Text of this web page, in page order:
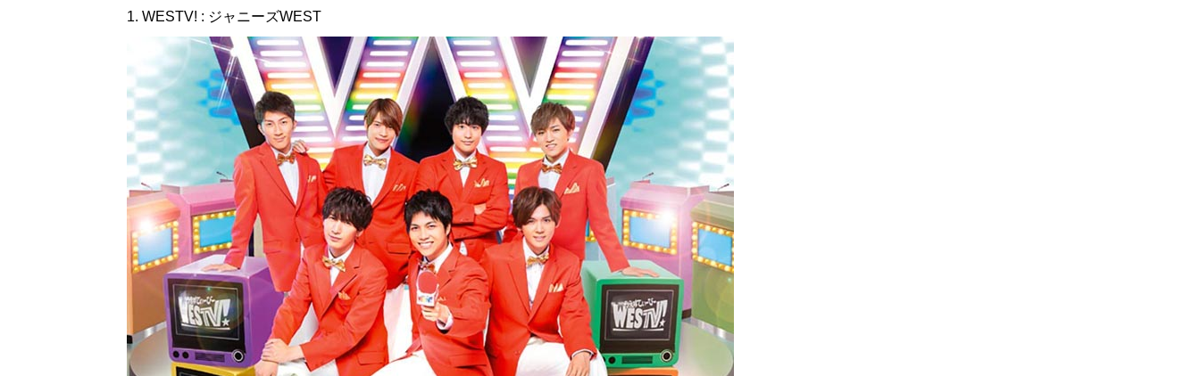
1. WESTV! : ジャニーズWEST